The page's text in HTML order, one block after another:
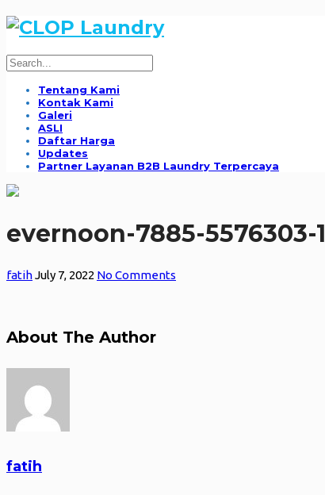
Tentang Kami
Kontak Kami
Galeri
ASLI
Daftar Harga
Updates
Partner Layanan B2B Laundry Terpercaya
evernoon-7885-5576303-1
fatihJuly 7, 2022 No Comments
About The Author
fatih